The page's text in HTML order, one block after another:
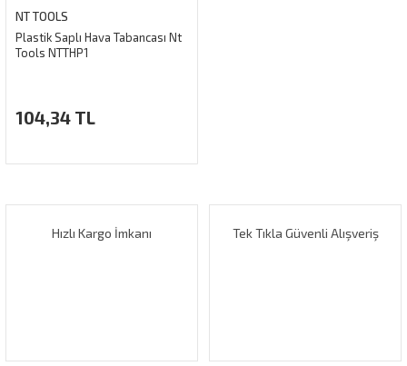
NT TOOLS
Plastik Saplı Hava Tabancası Nt
Tools NTTHP1
104,34 TL
Hızlı Kargo İmkanı Tek Tıkla Güvenli Alışveriş